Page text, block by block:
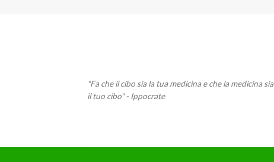
"Fa che il cibo sia la tua medicina e che la medicina sia
il tuo cibo" - Ippocrate